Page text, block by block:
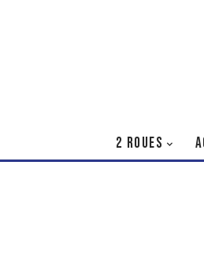
2 ROUES